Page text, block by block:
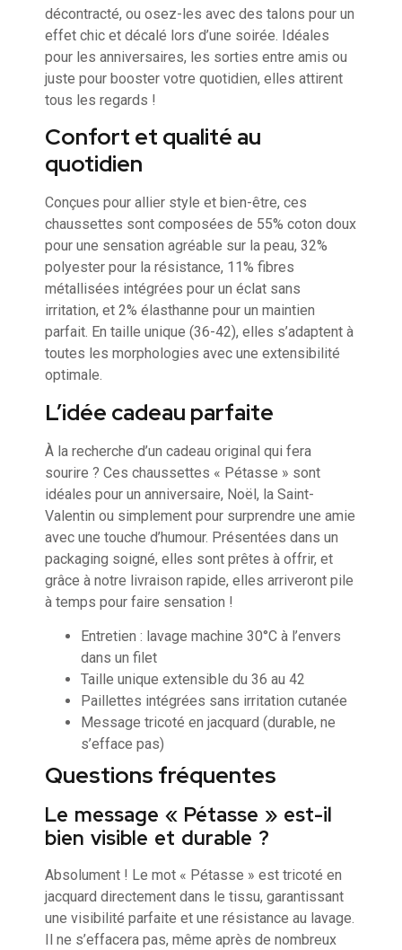
décontracté, ou osez-les avec des talons pour un
effet chic et décalé lors d’une soirée. Idéales
pour les anniversaires, les sorties entre amis ou
juste pour booster votre quotidien, elles attirent
tous les regards !
Confort et qualité au
quotidien
Conçues pour allier style et bien-être, ces
chaussettes sont composées de 55% coton doux
pour une sensation agréable sur la peau, 32%
polyester pour la résistance, 11% fibres
métallisées intégrées pour un éclat sans
irritation, et 2% élasthanne pour un maintien
parfait. En taille unique (36-42), elles s’adaptent à
toutes les morphologies avec une extensibilité
optimale.
L’idée cadeau parfaite
À la recherche d’un cadeau original qui fera
sourire ? Ces chaussettes « Pétasse » sont
idéales pour un anniversaire, Noël, la Saint-
Valentin ou simplement pour surprendre une amie
avec une touche d’humour. Présentées dans un
packaging soigné, elles sont prêtes à offrir, et
grâce à notre livraison rapide, elles arriveront pile
à temps pour faire sensation !
Entretien : lavage machine 30°C à l’envers
dans un filet
Taille unique extensible du 36 au 42
Paillettes intégrées sans irritation cutanée
Message tricoté en jacquard (durable, ne
s’efface pas)
Questions fréquentes
Le message « Pétasse » est-il
bien visible et durable ?
Absolument ! Le mot « Pétasse » est tricoté en
jacquard directement dans le tissu, garantissant
une visibilité parfaite et une résistance au lavage.
Il ne s’effacera pas, même après de nombreux